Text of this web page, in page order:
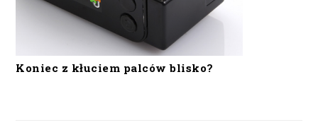
Koniec z kłuciem palców blisko?